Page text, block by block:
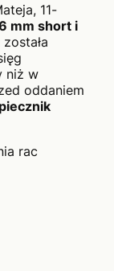
11-
mm short i
niż w
oddaniem
rac